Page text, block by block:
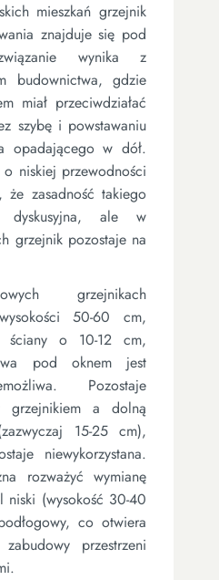
mieszkań grzejnik
znajduje się pod
wynika z
budownictwa, gdzie
miał przeciwdziałać
szybę i powstawaniu
opadającego w dół.
o niskiej przewodności
że zasadność takiego
dyskusyjna, ale w
grzejnik pozostaje na
grzejnikach
50-60 cm,
ściany o 10-12 cm,
pod oknem jest
Pozostaje
grzejnikiem a dolną
15-25 cm),
niewykorzystana.
rozważyć wymianę
niski (wysokość 30-40
co otwiera
przestrzeni